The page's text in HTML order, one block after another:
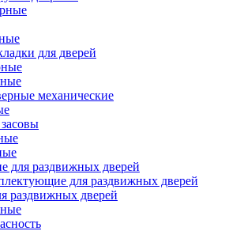
для дверей
механические
для раздвижных дверей
для раздвижных дверей
раздвижных дверей